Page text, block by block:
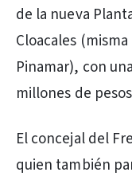
de la nueva
Cloacales
Pinamar), con
millones de
El concejal del
quien también